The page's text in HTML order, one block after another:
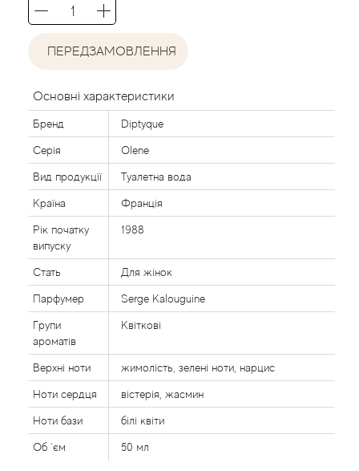
ПЕРЕДЗАМОВЛЕННЯ
Основні характеристики
Бренд Diptyque
Серія Olene
Вид продукції Туалетна вода
Країна Франція
Рік початку
випуску
1988
Стать Для жінок
Парфумер Serge Kalouguine
Групи
ароматів
Квіткові
Верхні ноти жимолість, зелені ноти, нарцис
Ноти сердця вістерія, жасмин
Ноти бази білі квіти
Об `єм 50 мл
Acqua di Parma
Adidas
Aedes de Venustas
Aerin Lauder
Affinessence
Afnan
Agatha Ruiz de la Prada
Agent Provocateur
Agonist
Aigner